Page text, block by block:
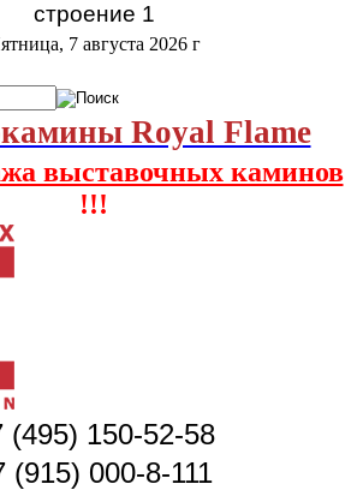
строение 1
7 августа 2026 г
Royal Flame
выставочных каминов
!!!
(495) 150-52-58
(915) 000-8-111